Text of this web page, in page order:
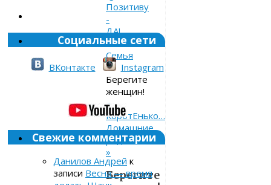
Позитиву
-
ДА!
»
Семья
»
Берегите
женщин!
«
КоротЕнько…
Домашние
роды
»
Берегите
Социальные сети
ВКонтакте Instagram
Свежие комментарии
Данилов Андрей к
записи Весна — время